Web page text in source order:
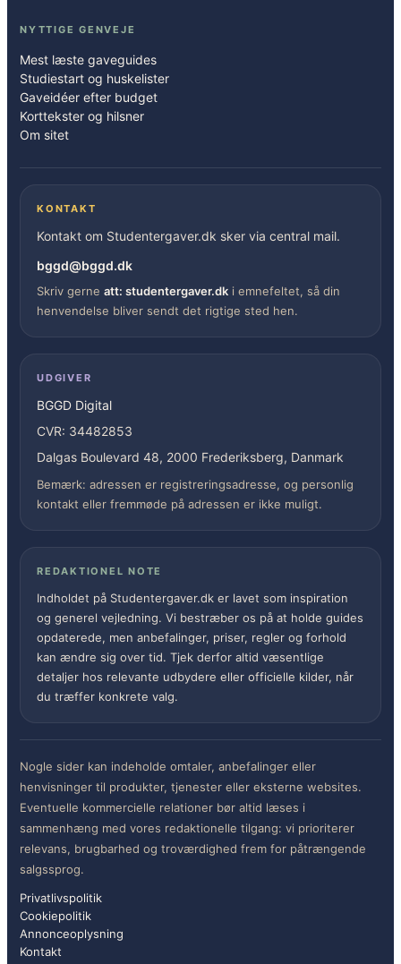
y
NYTTIGE GENVEJE
Mest læste gaveguides
Studiestart og huskelister
Gaveidéer efter budget
Korttekster og hilsner
Om sitet
KONTAKT
Kontakt om Studentergaver.dk sker via central mail.
bggd@bggd.dk
Skriv gerne att: studentergaver.dk i emnefeltet, så din
henvendelse bliver sendt det rigtige sted hen.
UDGIVER
BGGD Digital
CVR: 34482853
Dalgas Boulevard 48, 2000 Frederiksberg, Danmark
Bemærk: adressen er registreringsadresse, og personlig
kontakt eller fremmøde på adressen er ikke muligt.
REDAKTIONEL NOTE
Indholdet på Studentergaver.dk er lavet som inspiration
og generel vejledning. Vi bestræber os på at holde guides
opdaterede, men anbefalinger, priser, regler og forhold
kan ændre sig over tid. Tjek derfor altid væsentlige
detaljer hos relevante udbydere eller officielle kilder, når
du træffer konkrete valg.
Nogle sider kan indeholde omtaler, anbefalinger eller
henvisninger til produkter, tjenester eller eksterne websites.
Eventuelle kommercielle relationer bør altid læses i
sammenhæng med vores redaktionelle tilgang: vi prioriterer
relevans, brugbarhed og troværdighed frem for påtrængende
salgssprog.
Privatlivspolitik
Cookiepolitik
Annonceoplysning
Kontakt